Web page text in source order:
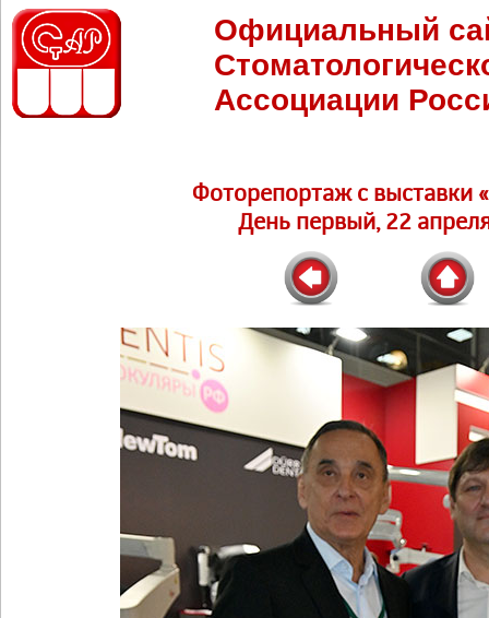
Официальный
Ассоциации
Фоторепортаж c выставки
День первый, 22